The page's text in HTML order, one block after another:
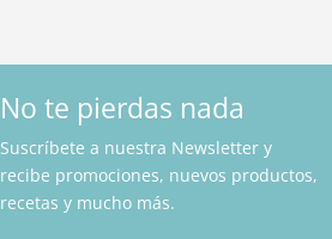
No te pierdas nada
Suscríbete a nuestra Newsletter y
recibe promociones, nuevos productos,
recetas y mucho más.